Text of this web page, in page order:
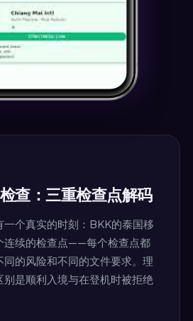
查：三重检查点解码
一个真实的时刻：BKK的泰国移
连续的检查点——每个检查点都
的风险和不同的文件要求。理
是顺利入境与在登机时被拒绝